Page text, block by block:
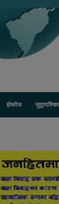
होमपेज सुदूरपश्चिम